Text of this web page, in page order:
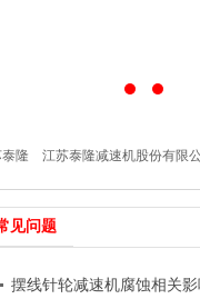
隆 江苏泰隆减速机股份有限
见问题
摆线针轮减速机腐蚀相关